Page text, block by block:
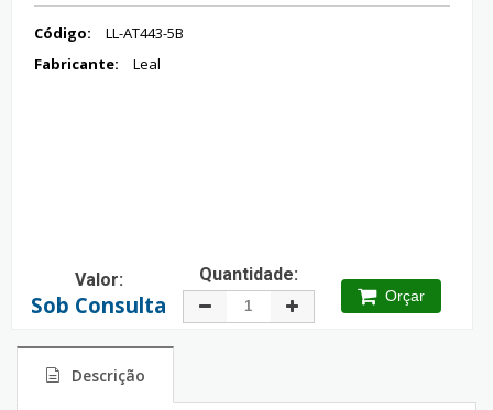
Código:
LL-AT443-5B
Fabricante:
Leal
Valor:
Sob Consulta
Quantidade:
Orçar
Descrição